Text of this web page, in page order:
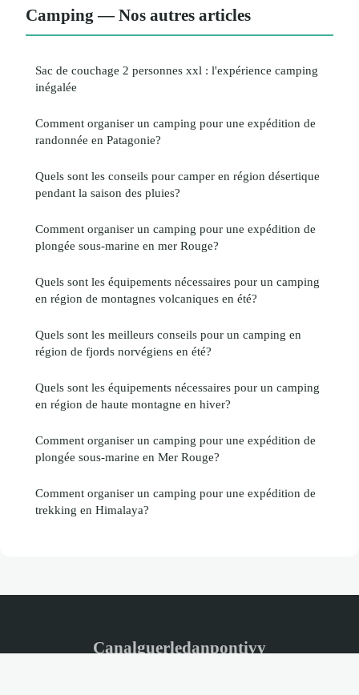
Camping — Nos autres articles
Sac de couchage 2 personnes xxl : l'expérience camping
inégalée
Comment organiser un camping pour une expédition de
randonnée en Patagonie?
Quels sont les conseils pour camper en région désertique
pendant la saison des pluies?
Comment organiser un camping pour une expédition de
plongée sous-marine en mer Rouge?
Quels sont les équipements nécessaires pour un camping
en région de montagnes volcaniques en été?
Quels sont les meilleurs conseils pour un camping en
région de fjords norvégiens en été?
Quels sont les équipements nécessaires pour un camping
en région de haute montagne en hiver?
Comment organiser un camping pour une expédition de
plongée sous-marine en Mer Rouge?
Comment organiser un camping pour une expédition de
trekking en Himalaya?
Canalguerledanpontivy